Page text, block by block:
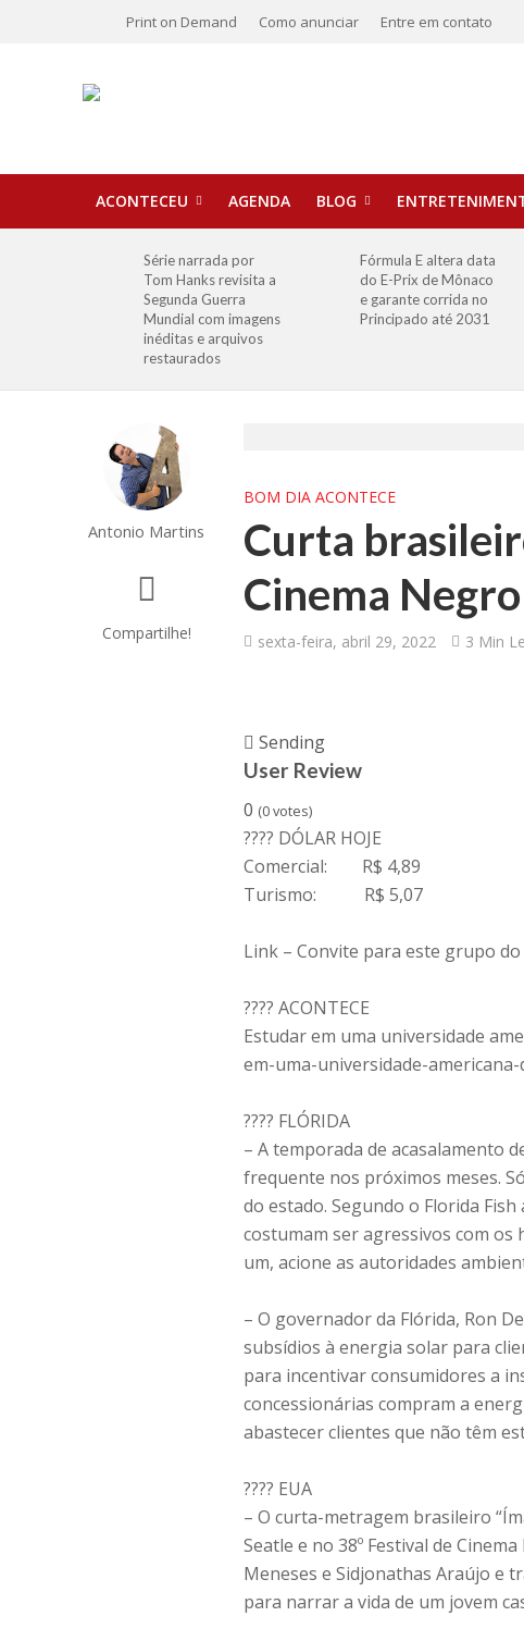
Print on Demand Como anunciar Entre em contato
ACONTECEU AGENDA BLOG
Série narrada por
Tom Hanks revisita a
Segunda Guerra
Mundial com imagens
inéditas e arquivos
restaurados
Fórmula E altera data
do E-Prix de Mônaco
e garante corrida no
Principado até 2031
Antonio Martins
Compartilhe!
BOM DIA ACONTECE
Curta
Cinema
sexta-feira, abril 29, 2022 3 Min
Sending
User Review
0 (0votes)
????️ DÓLAR HOJE
Comercial: R$ 4,89
Turismo: R$ 5,07
Link – Convite para este grupo
????️ ACONTECE
Estudar em uma universidade
em-uma-universidade-
????️ FLÓRIDA
– A temporada de acasalamento
frequente nos próximos meses.
do estado. Segundo o Florida
costumam ser agressivos com
um, acione as autoridades
– O governador da Flórida, Ron
subsídios à energia solar para
para incentivar consumidores a
concessionárias compram a
abastecer clientes que não têm
????️ EUA
– O curta-metragem brasileiro
Seatle e no 38º Festival de
Meneses e Sidjonathas Araújo e
para narrar a vida de um jovem